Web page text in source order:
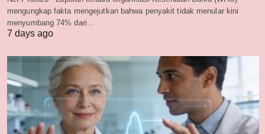
mengungkap fakta mengejutkan bahwa penyakit tidak menular kini
menyumbang 74% dari…
7 days ago